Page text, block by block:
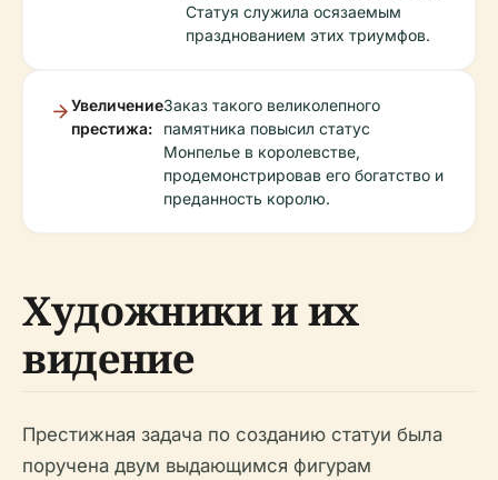
Статуя служила осязаемым
празднованием этих триумфов.
Увеличение
престижа:
Заказ такого великолепного
памятника повысил статус
Монпелье в королевстве,
продемонстрировав его богатство и
преданность королю.
Художники и их
видение
Престижная задача по созданию статуи была
поручена двум выдающимся фигурам